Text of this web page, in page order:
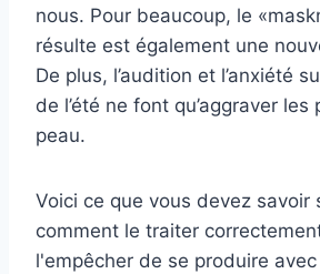
nous. Pour beaucoup, le
résulte est également une
De plus, l’audition et l’anxiété
de l’été ne font qu’aggraver
peau.
Voici ce que vous devez savoir
comment le traiter
l'empêcher de se produire